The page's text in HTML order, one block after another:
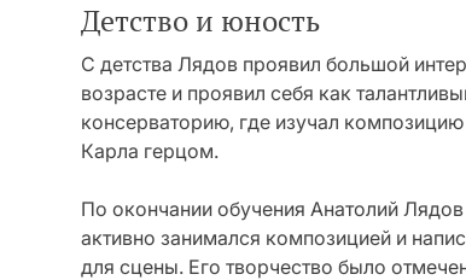
Детство и юность
С детства Лядов проявил большой
возрасте и проявил себя как
консерваторию, где изучал
Карла герцом.
По окончании обучения Анатолий
активно занимался композицией и
для сцены. Его творчество было